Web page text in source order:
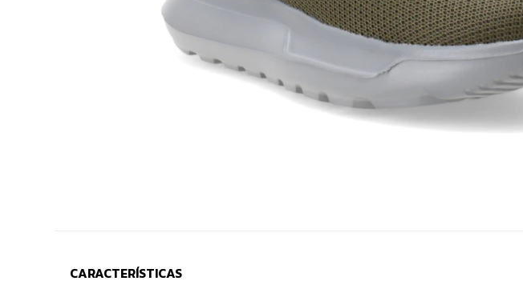
CARACTERÍSTICAS